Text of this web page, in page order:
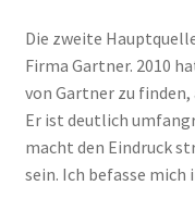
Die zweite
Firma Gartner. 2010
von Gartner zu
Er ist deutlich
macht den Eindruck
sein. Ich befasse